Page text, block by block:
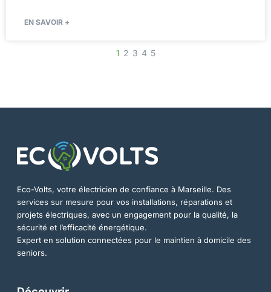
EN SAVOIR +
1 2 3 4 5
Eco-Volts, votre électricien de confiance à Marseille. Des
services sur mesure pour vos installations, réparations et
projets électriques, avec un engagement pour la qualité, la
sécurité et l’efficacité énergétique.
Expert en solution connectées pour le maintien à domicile des
seniors.